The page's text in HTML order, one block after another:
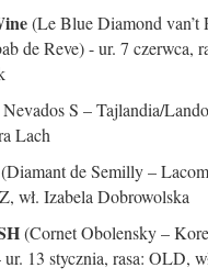
(Le Blue Diamond van’t
de Reve) - ur. 7 czerwca,
S – Tajlandia/
Lach
(Diamant de Semilly –
wł. Izabela Dobrowolska
(Cornet Obolensky –
13 stycznia, rasa: OLD,